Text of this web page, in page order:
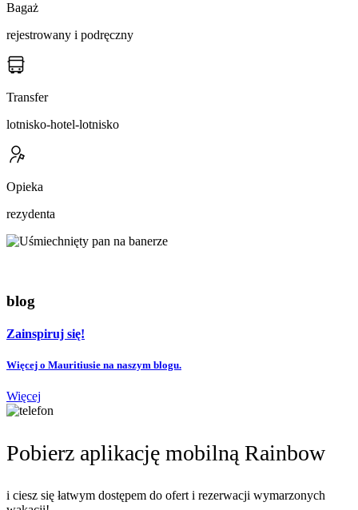
Bagaż
rejestrowany i podręczny
Transfer
lotnisko-hotel-lotnisko
Opieka
rezydenta
blog
Zainspiruj się!
Więcej o Mauritiusie na naszym blogu.
Więcej
Pobierz aplikację mobilną Rainbow
i ciesz się łatwym dostępem do ofert i rezerwacji wymarzonych